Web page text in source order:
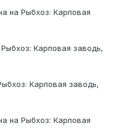
на Рыбхоз: Карповая
Карповая заводь,
Карповая заводь,
на Рыбхоз: Карповая